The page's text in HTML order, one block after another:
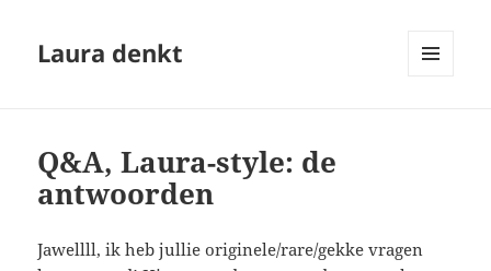
Laura denkt
Q&A, Laura-style: de
antwoorden
Jawellll, ik heb jullie originele/rare/gekke vragen